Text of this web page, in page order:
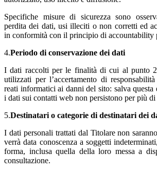
Specifiche misure di sicurezza sono
perdita dei dati, usi illeciti o non corretti ed
in conformità con il principio di accountability
4.Periodo di conservazione dei dati
I dati raccolti per le finalità di cui al punto
utilizzati per l’accertamento di
reati informatici ai danni del sito: salva questa
i dati sui contatti web non persistono per più di
5.Destinatari o categorie di destinatari dei
I dati personali trattati dal Titolare non
verrà data conoscenza a soggetti
forma, inclusa quella della loro messa a
consultazione.